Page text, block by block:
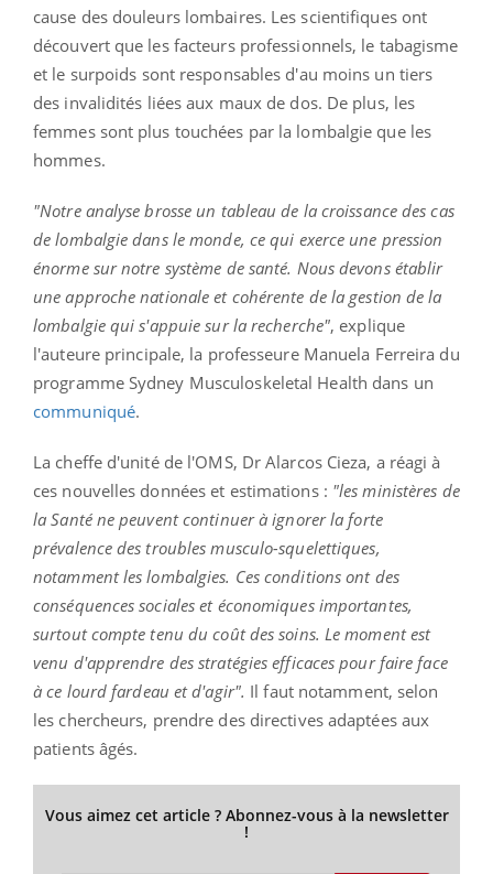
cause des douleurs lombaires. Les scientifiques ont
découvert que les facteurs professionnels, le tabagisme
et le surpoids sont responsables d'au moins un tiers
des invalidités liées aux maux de dos. De plus, les
femmes sont plus touchées par la lombalgie que les
hommes.
"Notre analyse brosse un tableau de la croissance des cas
de lombalgie dans le monde, ce qui exerce une pression
énorme sur notre système de santé. Nous devons établir
une approche nationale et cohérente de la gestion de la
lombalgie qui s'appuie sur la recherche", explique
l'auteure principale, la professeure Manuela Ferreira du
programme Sydney Musculoskeletal Health dans un
communiqué.
La cheffe d'unité de l'OMS, Dr Alarcos Cieza, a réagi à
ces nouvelles données et estimations : "les ministères de
la Santé ne peuvent continuer à ignorer la forte
prévalence des troubles musculo-squelettiques,
notamment les lombalgies. Ces conditions ont des
conséquences sociales et économiques importantes,
surtout compte tenu du coût des soins. Le moment est
venu d'apprendre des stratégies efficaces pour faire face
à ce lourd fardeau et d'agir". Il faut notamment, selon
les chercheurs, prendre des directives adaptées aux
patients âgés.
Vous aimez cet article ? Abonnez-vous à la newsletter
!